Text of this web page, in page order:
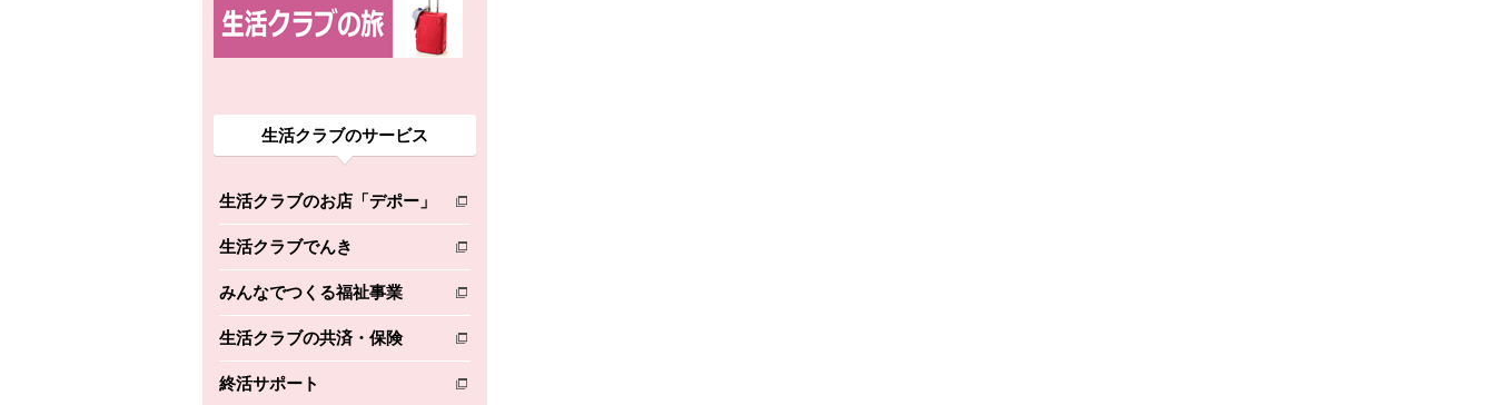
生活クラブのサービス
生活クラブのお店「デポー」
別のウィンドウで開きます。
生活クラブでんき
別のウィンドウで開きます。
みんなでつくる福祉事業
別のウィンドウで開きます。
生活クラブの共済・保険
別のウィンドウで開きます。
終活サポート
別のウィンドウで開きます。